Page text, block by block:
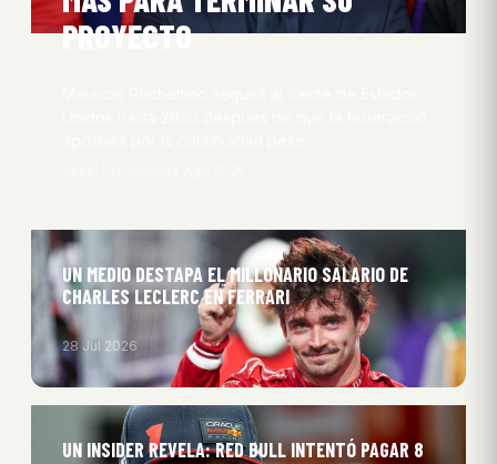
PROYECTO
UN MEDIO DESTAPA EL MILLONARIO SALARIO DE
CHARLES LECLERC EN FERRARI
28 Jul 2026
UN INSIDER REVELA: RED BULL INTENTÓ PAGAR 8